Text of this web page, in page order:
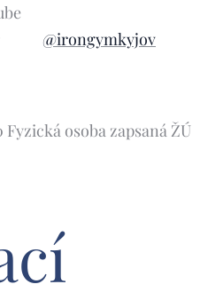
@irongymkyjov
osoba zapsaná ŽÚ